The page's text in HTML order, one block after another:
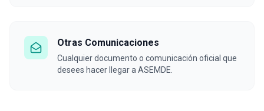
Otras Comunicaciones
Cualquier documento o comunicación oficial que
desees hacer llegar a ASEMDE.